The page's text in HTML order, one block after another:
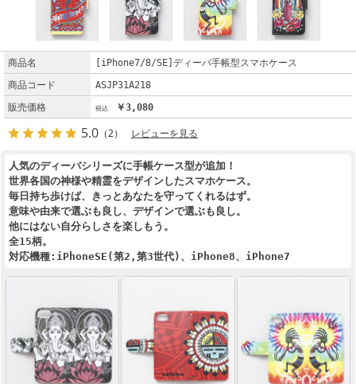
商品名
[iPhone7/8/SE]ディーバ手帳型スマホケース
商品コード
ASJP31A218
販売価格
￥3,080
5.0 （2） レビューを見る
人気のディーバシリーズに手帳ケース型が追加！
世界各国の神様や精霊をデザインしたスマホケース。
毎日持ち歩けば、きっとあなたを守ってくれるはず。
意味や由来で選ぶも良し、デザインで選ぶも良し。
他にはない自分らしさを楽しもう。
全15柄。
対応機種:iPhoneSE(第2,第3世代)、iPhone8、iPhone7